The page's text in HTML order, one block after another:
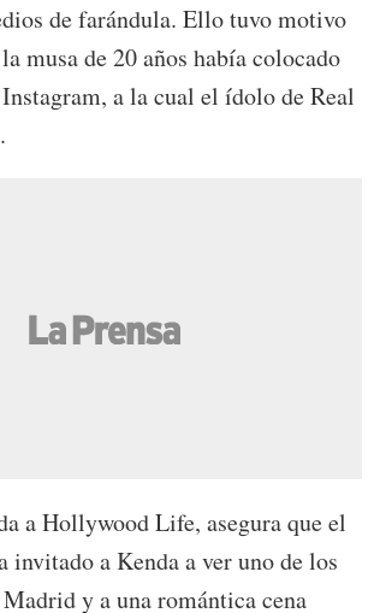
de farándula. Ello tuvo motivo
musa de 20 años había colocado
a la cual el ídolo de Real
a Hollywood Life, asegura que el
a Kenda a ver uno de los
y a una romántica cena